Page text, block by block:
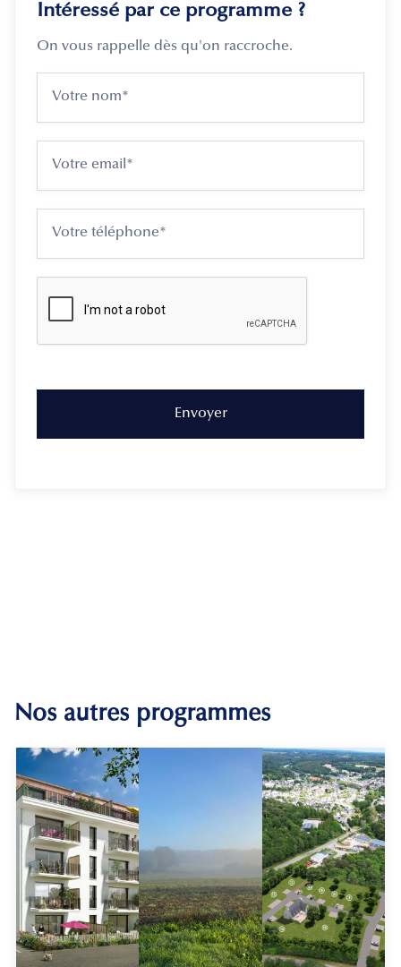
Intéressé par ce programme ?
On vous rappelle dès qu'on raccroche.
Nos autres programmes